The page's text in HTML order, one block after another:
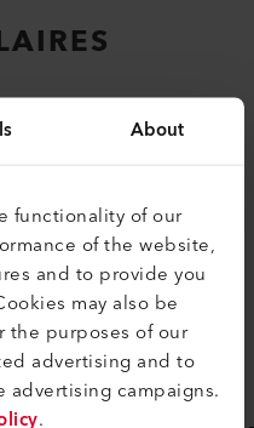
About
functionality of our
of the website,
and to provide you
may also be
the purposes of our
advertising and to
advertising campaigns.
.